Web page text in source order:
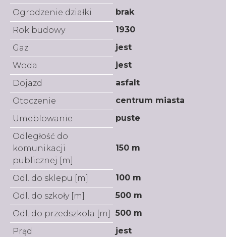
Ogrodzenie działki
brak
Rok budowy
1930
Gaz
jest
Woda
jest
Dojazd
asfalt
Otoczenie
centrum miasta
Umeblowanie
puste
Odległość do
komunikacji
publicznej [m]
150 m
Odl. do sklepu [m]
100 m
Odl. do szkoły [m]
500 m
Odl. do przedszkola [m]
500 m
Prąd
jest